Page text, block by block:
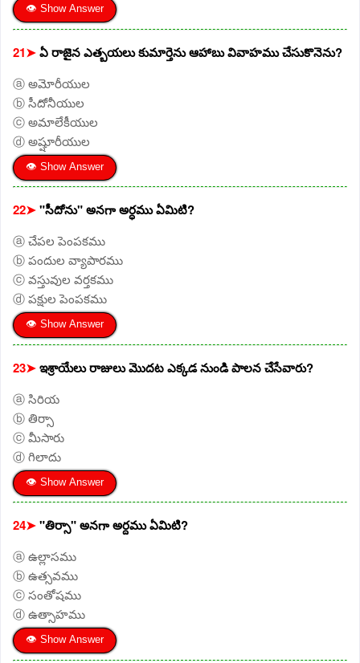
👁 Show Answer
21➤ఏ రాజైన ఎత్బయలు కుమార్తెను ఆహాబు వివాహము చేసుకొనెను?
ⓐ అమోరీయుల
ⓑ సీదోనీయుల
ⓒ అమాలేకీయుల
ⓓ అష్షూరీయుల
👁 Show Answer
22➤"సీదోను" అనగా అర్ధము ఏమిటి?
ⓐ చేపల పెంపకము
ⓑ పందుల వ్యాపారము
ⓒ వస్తువుల వర్తకము
ⓓ పక్షుల పెంపకము
👁 Show Answer
23➤ఇశ్రాయేలు రాజులు మొదట ఎక్కడ నుండి పాలన చేసేవారు?
ⓐ సిరియ
ⓑ తిర్సా
ⓒ మీసారు
ⓓ గిలాదు
👁 Show Answer
24➤"తిర్సా" అనగా అర్దము ఏమిటి?
ⓐ ఉల్లాసము
ⓑ ఉత్సవము
ⓒ సంతోషము
ⓓ ఉత్సాహము
👁 Show Answer